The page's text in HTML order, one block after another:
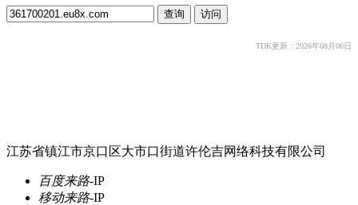
TDK更新：2026年08月06日
江苏省镇江市京口区大市口街道许伦吉网络科技有限公司
百度来路-IP
移动来路-IP